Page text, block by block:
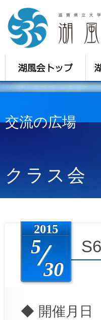
交流の広場
クラス会
2015
5
30
◆ 開催月日